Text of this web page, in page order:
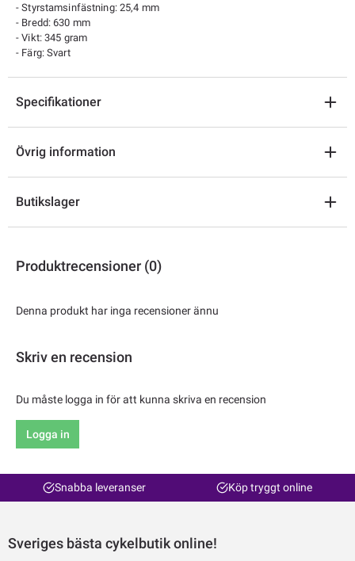
- Styrstamsinfästning: 25,4 mm
- Bredd: 630 mm
- Vikt: 345 gram
- Färg: Svart
Specifikationer
Övrig information
Butikslager
Produktrecensioner (0)
Denna produkt har inga recensioner ännu
Skriv en recension
Du måste logga in för att kunna skriva en recension
Logga in
Snabba leveranser Köp tryggt online
Sveriges bästa cykelbutik online!